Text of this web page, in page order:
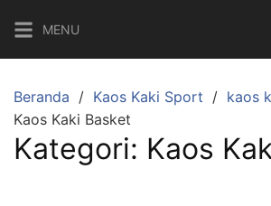
ke
konten
MENU
Beranda Kaos Kaki Sport
kaos
Kaos Kaki Basket
Kategori: Kaos